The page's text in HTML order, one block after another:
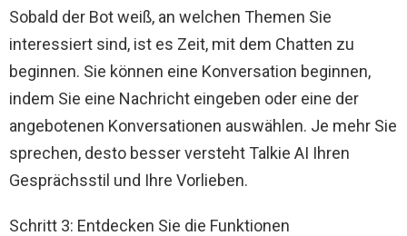
Sobald der Bot weiß, an welchen Themen Sie
interessiert sind, ist es Zeit, mit dem Chatten zu
beginnen. Sie können eine Konversation beginnen,
indem Sie eine Nachricht eingeben oder eine der
angebotenen Konversationen auswählen. Je mehr Sie
sprechen, desto besser versteht Talkie AI Ihren
Gesprächsstil und Ihre Vorlieben.
Schritt 3: Entdecken Sie die Funktionen